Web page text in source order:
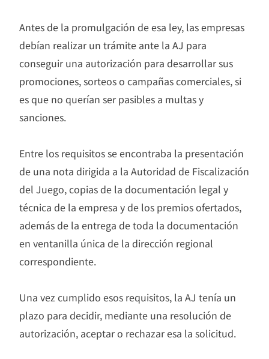
Antes de la promulgación de esa ley, las empresas
debían realizar un trámite ante la AJ para
conseguir una autorización para desarrollar sus
promociones, sorteos o campañas comerciales, si
es que no querían ser pasibles a multas y
sanciones.
Entre los requisitos se encontraba la presentación
de una nota dirigida a la Autoridad de Fiscalización
del Juego, copias de la documentación legal y
técnica de la empresa y de los premios ofertados,
además de la entrega de toda la documentación
en ventanilla única de la dirección regional
correspondiente.
Una vez cumplido esos requisitos, la AJ tenía un
plazo para decidir, mediante una resolución de
autorización, aceptar o rechazar esa la solicitud.